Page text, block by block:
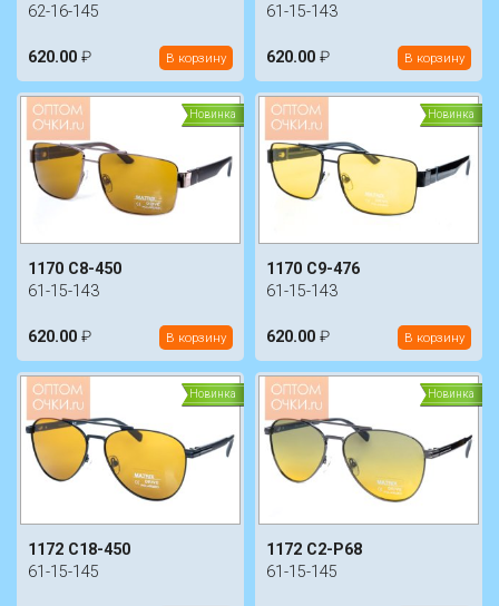
62-16-145
620.00 ₽ В корзину
61-15-143
620.00 ₽ В корзину
Новинка
1170 C8-450
61-15-143
620.00 ₽ В корзину
Новинка
1170 C9-476
61-15-143
620.00 ₽ В корзину
Новинка
1172 C18-450
61-15-145
Новинка
1172 C2-P68
61-15-145